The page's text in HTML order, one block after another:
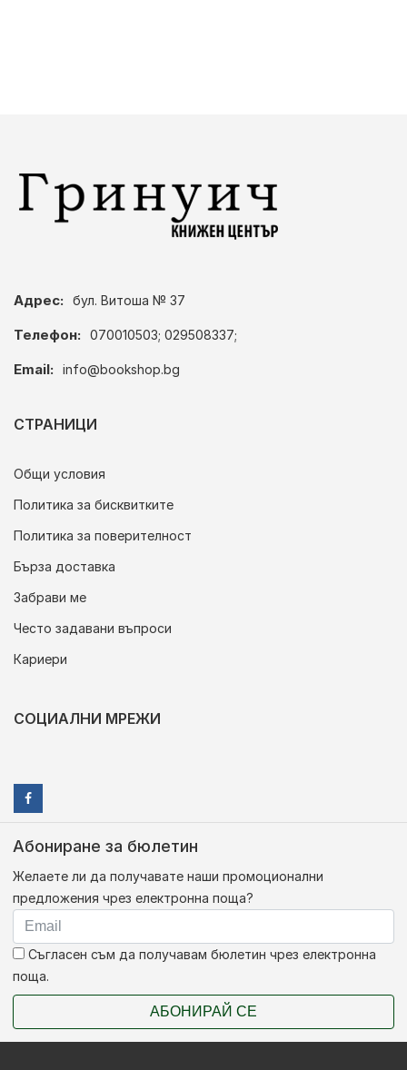
Адрес: бул. Витоша № 37
Телефон: 070010503; 029508337;
Email: info@bookshop.bg
СТРАНИЦИ
Общи условия
Политика за бисквитките
Политика за поверителност
Бърза доставка
Забрави ме
Често задавани въпроси
Кариери
СОЦИАЛНИ МРЕЖИ
Абониране за бюлетин
Желаете ли да получавате наши промоционални
предложения чрез електронна поща?
Съгласен съм да получавам бюлетин чрез електронна
поща.
АБОНИРАЙ СЕ